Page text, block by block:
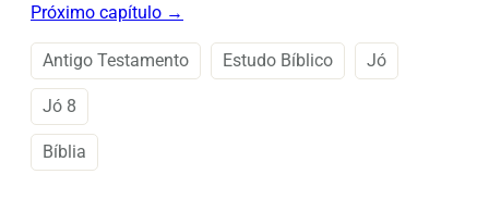
Próximo capítulo →
Antigo Testamento Estudo Bíblico Jó
Jó 8
Bíblia